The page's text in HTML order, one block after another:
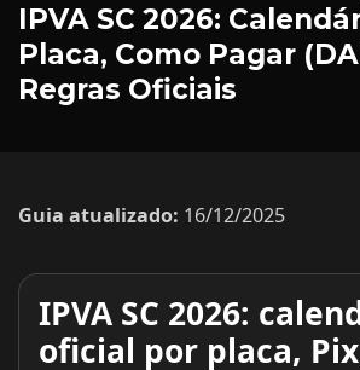
IPVA SC 2026:
Placa, Como Pagar
Regras Oficiais
Guia atualizado: 16/12/2025
IPVA SC 2026:
oficial por placa,